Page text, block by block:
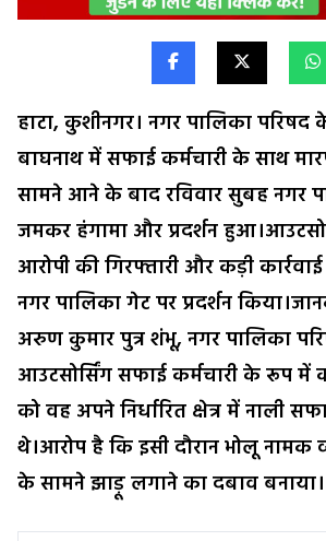
हाटा, कुशीनगर। नगर पालिका परिषद
बाघनाथ में सफाई कर्मचारी के साथ
सामने आने के बाद रविवार सुबह नगर
जमकर हंगामा और प्रदर्शन
आरोपी की गिरफ्तारी और कड़ी
नगर पालिका गेट पर प्रदर्शन
अरुण कुमार पुत्र शंभू, नगर पालिका
आउटसोर्सिंग सफाई कर्मचारी के रूप में
को वह अपने निर्धारित क्षेत्र में नाली
थे।आरोप है कि इसी दौरान भोलू नामक
के सामने झाड़ू लगाने का दबाव बनाया।